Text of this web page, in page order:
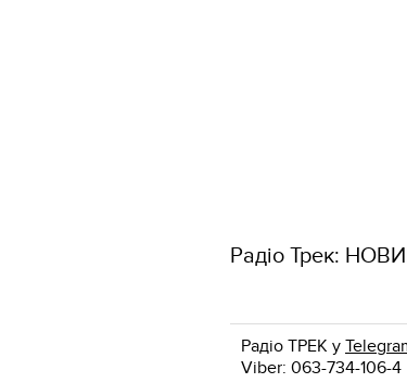
Радіо Трек:
Радіо ТРЕК у
Viber: 063-734-106-4